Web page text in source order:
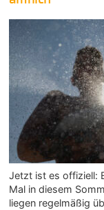
Jetzt ist es offiziell:
Mal in diesem
liegen regelmäßig